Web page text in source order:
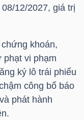
12/2027, giá trị
khoán,
phạt vi phạm
ký lô trái phiếu
công bố báo
phát hành